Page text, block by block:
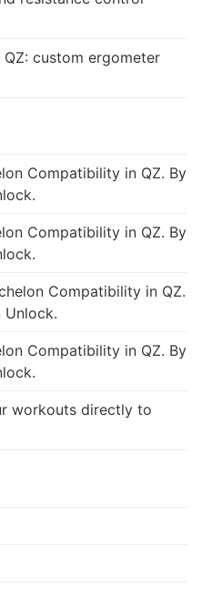
custom ergometer
Compatibility in QZ. By
Compatibility in QZ. By
Compatibility in QZ.
Unlock.
Compatibility in QZ. By
workouts directly to